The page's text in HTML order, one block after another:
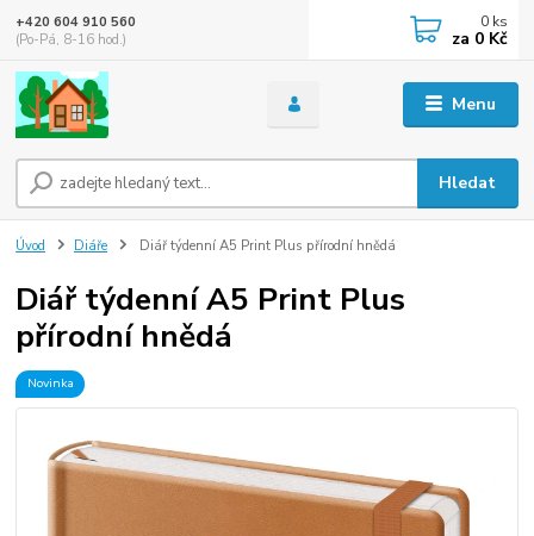
Menu
Hledat
+420 604 910 560
(Po-Pá, 8-16 hod.)
0 ks
za 0 Kč
Úvod Diáře Diář týdenní A5 Print Plus přírodní hnědá
Diář týdenní A5 Print Plus
přírodní hnědá
Novinka